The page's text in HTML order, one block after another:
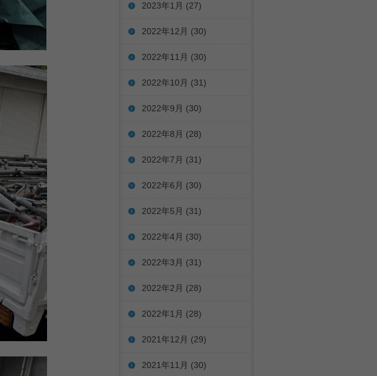
2023年1月 (27)
2022年12月 (30)
2022年11月 (30)
2022年10月 (31)
2022年9月 (30)
2022年8月 (28)
2022年7月 (31)
2022年6月 (30)
2022年5月 (31)
2022年4月 (30)
2022年3月 (31)
2022年2月 (28)
2022年1月 (28)
2021年12月 (29)
2021年11月 (30)